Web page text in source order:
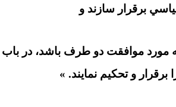
برقرار سازند و
مورد موافقت دو طرف باشد، در
و تحكيم نمايند. »